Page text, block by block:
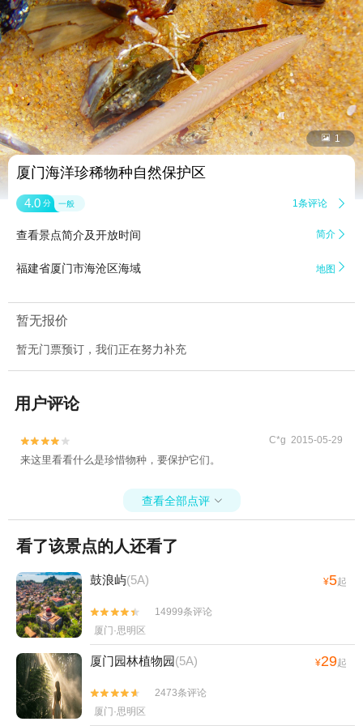
 1
厦门海洋珍稀物种自然保护区
4.0 分 一般 1条评论 
查看景点简介及开放时间 简介 
福建省厦门市海沧区海域 地图 
暂无报价
暂无门票预订，我们正在努力补充
用户评论

 C*g 2015-05-29
来这里看看什么是珍惜物种，要保护它们。
查看全部点评 
看了该景点的人还看了
鼓浪屿(5A) ¥5起


14999条评论
厦门·思明区
厦门园林植物园(5A) ¥29起


2473条评论
厦门·思明区
